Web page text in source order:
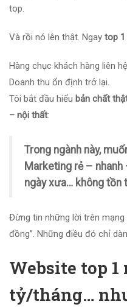
top.
Và rồi nó lên thật. Ngay top
Hàng chục khách hàng liên
Doanh thu ổn định trở lại.
Tôi bắt đầu hiểu bản chất
– nội thất:
Trong ngành này,
Marketing rẻ –
ngày xưa… không tồn
Đừng tin những lời trên mạng
đồng”. Những điều đó chỉ
Website top 1
tỷ/tháng…